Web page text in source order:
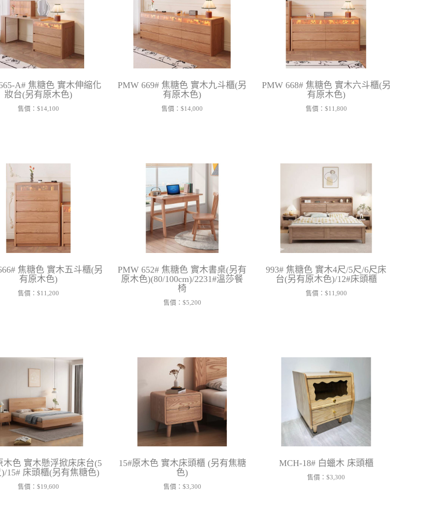
A# 焦糖色 實木伸縮化
妝台(另有原木色)
售價： $14,100
PMW 669# 焦糖色 實木九斗櫃(另
有原木色)
售價：$14,000
PMW 668# 焦糖色 實木六斗櫃(另
有原木色)
售價： $11,800
焦糖色 實木五斗櫃(另
有原木色)
售價： $11,200
PMW 652# 焦糖色 實木書桌(另有
原木色)(80/100cm)/2231#溫莎餐
椅
售價： $5,200
993# 焦糖色 實木4尺/5尺/6尺床
台(另有原木色)/12#床頭櫃
售價： $11,900
木色 實木懸浮掀床床台(5
15# 床頭櫃(另有焦糖色)
售價： $19,600
15#原木色 實木床頭櫃 (另有焦糖
色)
售價： $3,300
MCH-18# 白蠟木 床頭櫃
售價：$3,300